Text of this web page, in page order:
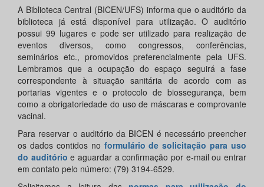
A Biblioteca Central (BICEN/UFS) informa que o auditório da
biblioteca já está disponível para utilização. O auditório
possui 99 lugares e pode ser utilizado para realização de
eventos diversos, como congressos, conferências,
seminários etc., promovidos preferencialmente pela UFS.
Lembramos que a ocupação do espaço seguirá a fase
correspondente à situação sanitária de acordo com as
portarias vigentes e o protocolo de biossegurança, bem
como a obrigatoriedade do uso de máscaras e comprovante
vacinal.
Para reservar o auditório da BICEN é necessário preencher
os dados contidos no formulário de solicitação para uso
do auditório e aguardar a confirmação por e-mail ou entrar
em contato pelo número: (79) 3194-6529.